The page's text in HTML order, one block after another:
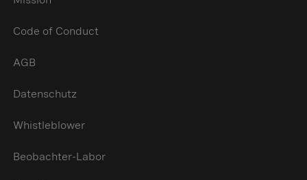
Code of Conduct
AGB
Datenschutz
Whistleblower
Beobachter-Labor